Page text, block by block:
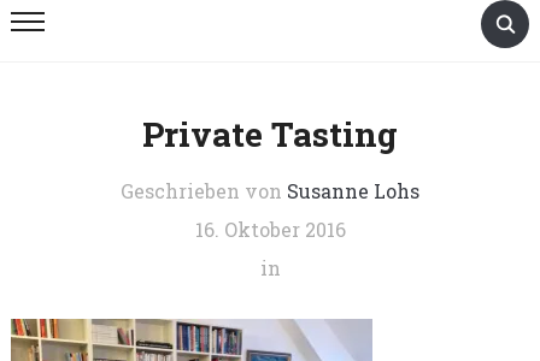
Private Tasting
Geschrieben von Susanne Lohs
16. Oktober 2016
in